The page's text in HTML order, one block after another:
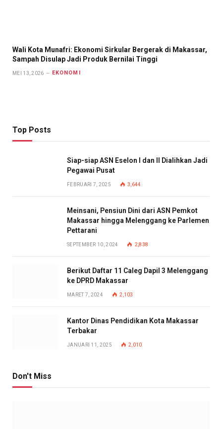
Wali Kota Munafri: Ekonomi Sirkular Bergerak di Makassar,
Sampah Disulap Jadi Produk Bernilai Tinggi
MEI 13, 2026 EKONOMI
Top Posts
Siap-siap ASN Eselon I dan II Dialihkan Jadi
Pegawai Pusat
FEBRUARI 7, 2025 3,644
Meinsani, Pensiun Dini dari ASN Pemkot
Makassar hingga Melenggang ke Parlemen
Pettarani
SEPTEMBER 10, 2024 2,838
Berikut Daftar 11 Caleg Dapil 3 Melenggang
ke DPRD Makassar
MARET 7, 2024 2,103
Kantor Dinas Pendidikan Kota Makassar
Terbakar
JANUARI 11, 2025 2,010
Don't Miss